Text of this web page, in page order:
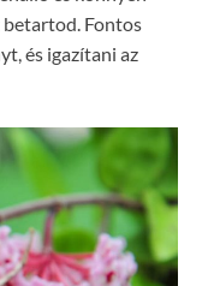
Fontos
és igazítani az